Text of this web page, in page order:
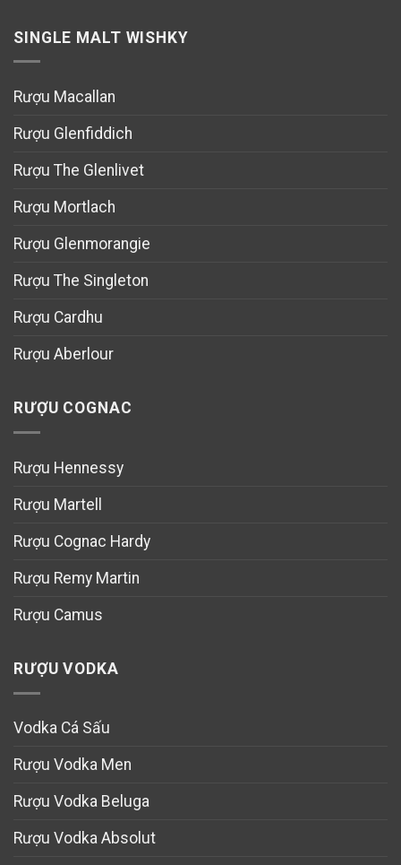
SINGLE MALT WISHKY
Rượu Macallan
Rượu Glenfiddich
Rượu The Glenlivet
Rượu Mortlach
Rượu Glenmorangie
Rượu The Singleton
Rượu Cardhu
Rượu Aberlour
RƯỢU COGNAC
Rượu Hennessy
Rượu Martell
Rượu Cognac Hardy
Rượu Remy Martin
Rượu Camus
RƯỢU VODKA
Vodka Cá Sấu
Rượu Vodka Men
Rượu Vodka Beluga
Rượu Vodka Absolut